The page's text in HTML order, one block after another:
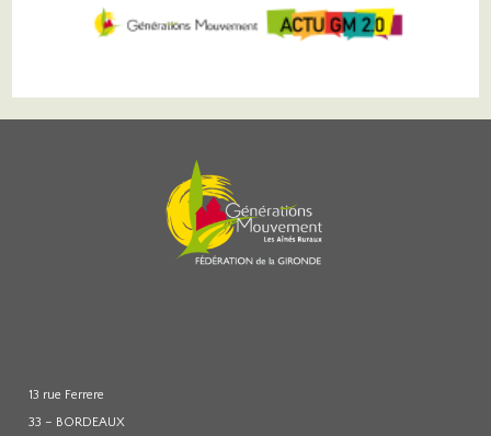
13 rue Ferrere
33 – BORDEAUX